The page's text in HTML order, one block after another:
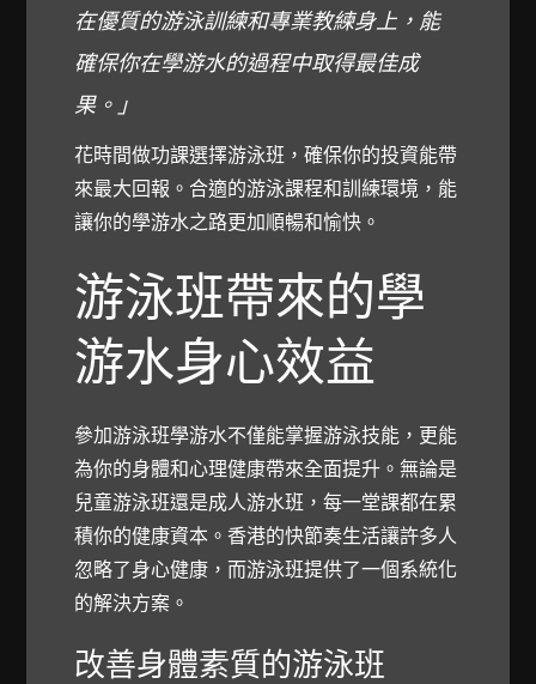
在優質的游泳訓練和專業教練身上，能
確保你在學游水的過程中取得最佳成
果。」
花時間做功課選擇游泳班，確保你的投資能帶
來最大回報。合適的游泳課程和訓練環境，能
讓你的學游水之路更加順暢和愉快。
游泳班帶來的學
游水身心效益
參加游泳班學游水不僅能掌握游泳技能，更能
為你的身體和心理健康帶來全面提升。無論是
兒童游泳班還是成人游水班，每一堂課都在累
積你的健康資本。香港的快節奏生活讓許多人
忽略了身心健康，而游泳班提供了一個系統化
的解決方案。
改善身體素質的游泳班